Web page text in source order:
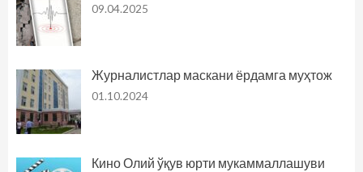
09.04.2025
Журналистлар маскани ёрдамга муҳтож
01.10.2024
Кино Олий ўқув юрти мукаммаллашуви